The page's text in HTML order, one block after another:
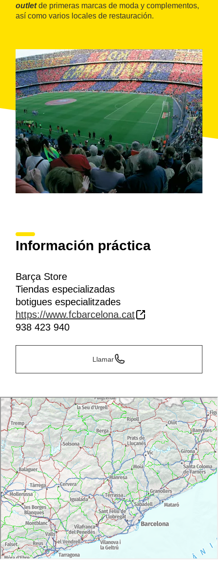
outletde primeras marcas de moda y complementos,
así como varios locales de restauración.
Información práctica
Barça Store
Tiendas especializadas
botigues especialitzades
https://www.fcbarcelona.cat
938 423 940
Llamar